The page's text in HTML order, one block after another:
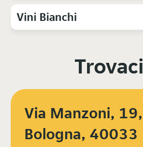
Vini Bianchi
Trovaci
Via Manzoni, 19,
Bologna, 40033